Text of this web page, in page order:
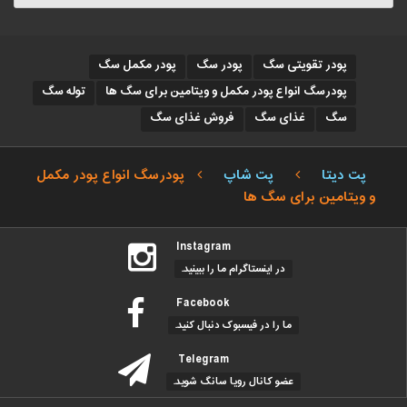
پودر تقویتی سگ پودر سگ
پودر مکمل سگ
پودرسگ انواع پودر مکمل و ویتامین برای سگ ها
توله سگ
سگ
غذای سگ فروش غذای سگ
پت دیتا پت شاپ
پودرسگ انواع پودر مکمل
و ویتامین برای سگ ها
Instagram
در اینستاگرام ما را ببینید.
Facebook
ما را در فیسبوک دنبال کنید.
Telegram
عضو کانال رویا سانگ شوید.